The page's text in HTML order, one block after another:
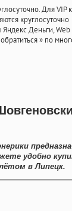
Для
круглосуточно
Деньги, Web
» по
удобно
в Липецк.